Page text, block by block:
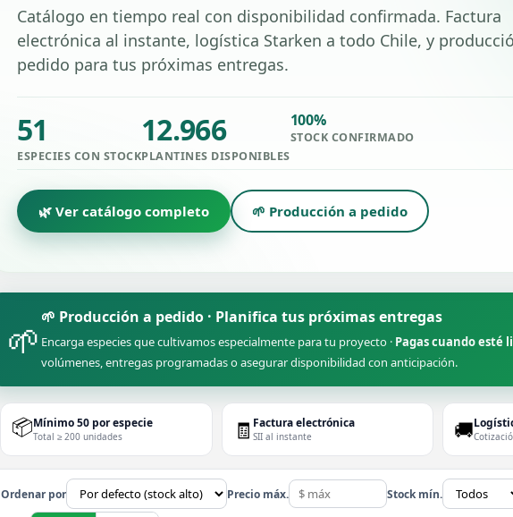
Catálogo en tiempo real con disponibilidad confirmada. Factura
electrónica al instante, logística Starken a todo Chile, y
pedido para tus próximas entregas.
51
ESPECIES CON STOCK
12.966
PLANTINES DISPONIBLES
100%
STOCK CONFIRMADO
🌿 Ver catálogo completo 🌱 Producción a pedido
🌱 🌱 Producción a pedido · Planifica tus próximas entregas
Encarga especies que cultivamos especialmente para tu proyecto · Pagas cuando esté
volúmenes, entregas programadas o asegurar disponibilidad con anticipación.
📦Mínimo 50 por especie
Total ≥ 200 unidades 🧾 Factura electrónica
SII al instante 🚚
Ordenar por Precio máx. Stock mín.